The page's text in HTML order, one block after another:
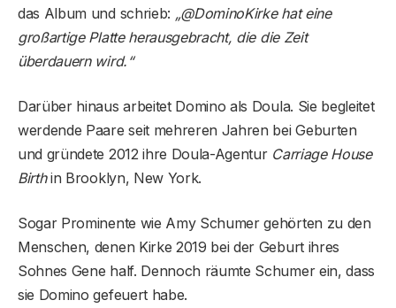
das Album und schrieb: „@DominoKirke hat eine
großartige Platte herausgebracht, die die Zeit
überdauern wird.“
Darüber hinaus arbeitet Domino als Doula. Sie begleitet
werdende Paare seit mehreren Jahren bei Geburten
und gründete 2012 ihre Doula-Agentur Carriage House
Birthin Brooklyn, New York.
Sogar Prominente wie Amy Schumer gehörten zu den
Menschen, denen Kirke 2019 bei der Geburt ihres
Sohnes Gene half. Dennoch räumte Schumer ein, dass
sie Domino gefeuert habe.